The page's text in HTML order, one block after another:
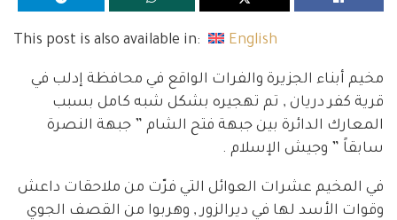
This post is also available in: English
مخيم أبناء الجزيرة والفرات الواقع في محافظة إدلب في
قرية كفر دريان , تم تهجيره بشكل شبه كامل بسبب
المعارك الدائرة بين جبهة فتح الشام ” جبهة النصرة
سابقاً ” وجيش الإسلام .
في المخيم عشرات العوائل التي فرّت من ملاحقات داعش
وقوات الأسد لها في ديرالزور , وهربوا من القصف الجوي